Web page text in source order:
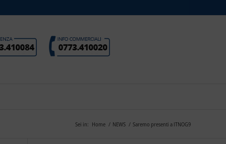
Sei in: Home / NEWS / Saremo presenti a ITNOG9